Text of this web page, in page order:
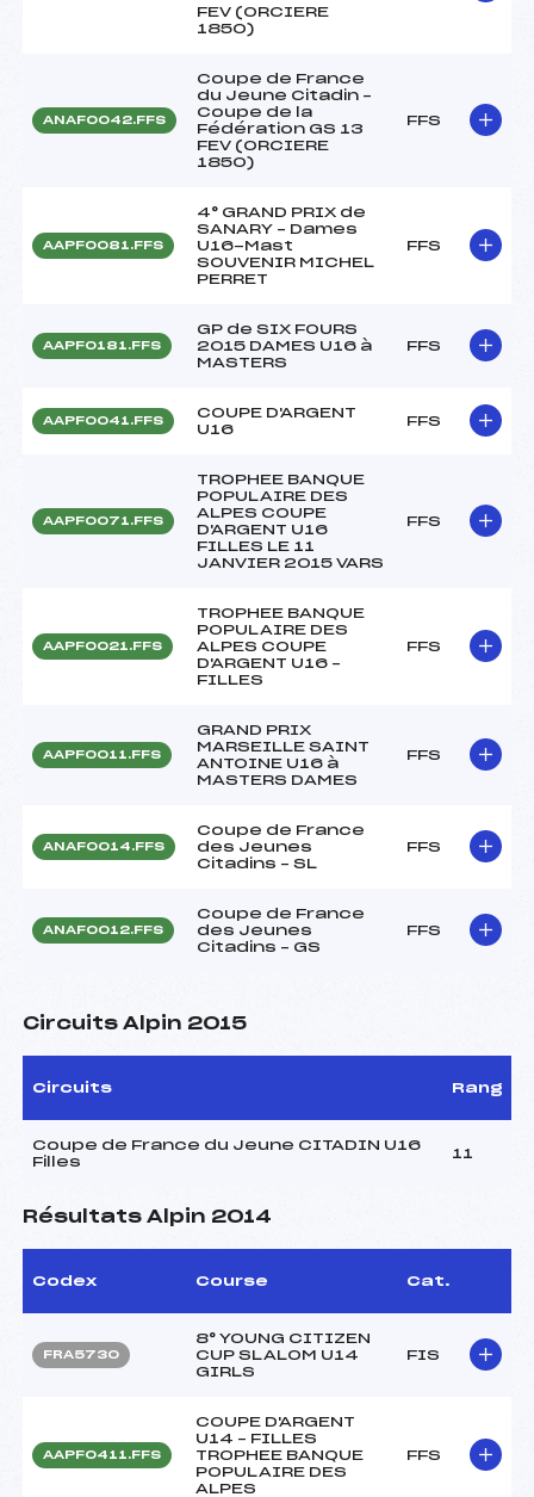
FEV (ORCIERE
1850)
ANAF0042.FFS
Coupe de France
du Jeune Citadin –
Coupe de la
Fédération GS 13
FEV (ORCIERE
1850)
FFS
AAPF0081.FFS
4° GRAND PRIX de
SANARY – Dames
U16-Mast
SOUVENIR MICHEL
PERRET
FFS
AAPF0181.FFS
GP de SIX FOURS
2015 DAMES U16 à
MASTERS
FFS
AAPF0041.FFS
COUPE D'ARGENT
U16
FFS
AAPF0071.FFS
TROPHEE BANQUE
POPULAIRE DES
ALPES COUPE
D'ARGENT U16
FILLES LE 11
JANVIER 2015 VARS
FFS
AAPF0021.FFS
TROPHEE BANQUE
POPULAIRE DES
ALPES COUPE
D'ARGENT U16 –
FILLES
FFS
AAPF0011.FFS
GRAND PRIX
MARSEILLE SAINT
ANTOINE U16 à
MASTERS DAMES
FFS
ANAF0014.FFS
Coupe de France
des Jeunes
Citadins – SL
FFS
ANAF0012.FFS
Coupe de France
des Jeunes
Citadins – GS
FFS
Circuits Alpin 2015
Circuits Rang
Coupe de France du Jeune CITADIN U16
Filles
11
Résultats Alpin 2014
Codex Course Cat.
FRA5730
8° YOUNG CITIZEN
CUP SLALOM U14
GIRLS
FIS
AAPF0411.FFS
COUPE D'ARGENT
U14 – FILLES
TROPHEE BANQUE
POPULAIRE DES
ALPES
FFS